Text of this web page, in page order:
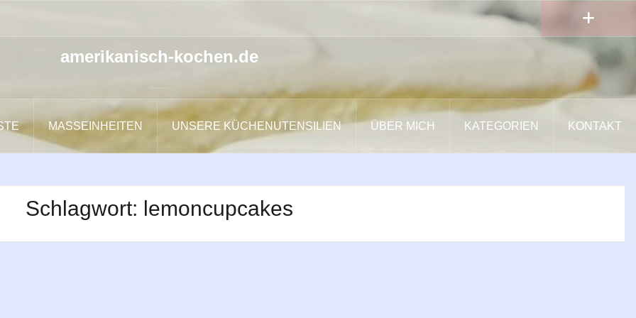
amerikanisch-kochen.de
MASSEINHEITEN UNSERE KÜCHENUTENSILIEN ÜBER MICH KATEGORIEN KONTAKT
Schlagwort: lemoncupcakes